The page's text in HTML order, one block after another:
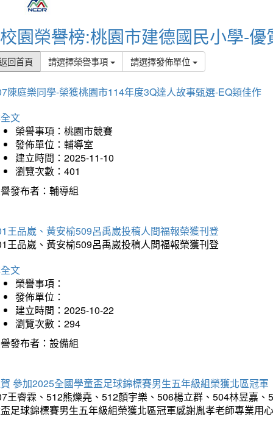
校園榮譽榜:桃園市建德國民小學-優
回首頁 請選擇榮譽事項 請選擇發佈單位
陳庭樂同學-榮獲桃園市114年度3Q達人故事甄選-EQ類佳作
文
榮譽事項：桃園市競賽
發佈單位：輔導室
建立時間：2025-11-10
瀏覽次數：401
發布者：輔導組
王品崴、黃安榆509呂禹崴投稿人間福報榮獲刊登
王品崴、黃安榆509呂禹崴投稿人間福報榮獲刊登
文
榮譽事項：
發佈單位：
建立時間：2025-10-22
瀏覽次數：294
發布者：設備組
參加2025全國學童盃足球錦標賽男生五年級組榮獲北區冠軍
王睿霖、512熊爍堯、512顏宇樂、506楊立群、504林昱嘉
足球錦標賽男生五年級組榮獲北區冠軍感謝胤孝老師專業用